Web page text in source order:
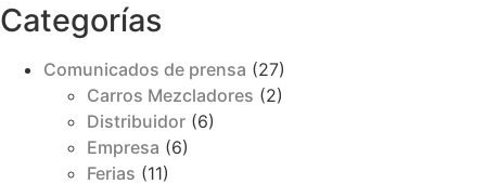
Categorías
Comunicados de prensa (27)
Carros Mezcladores (2)
Distribuidor (6)
Empresa (6)
Ferias (11)